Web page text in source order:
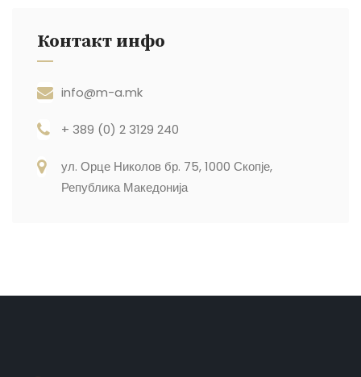
Контакт инфо
info@m-a.mk
+ 389 (0) 2 3129 240
ул. Орце Николов бр. 75, 1000 Скопје,
Република Македонија